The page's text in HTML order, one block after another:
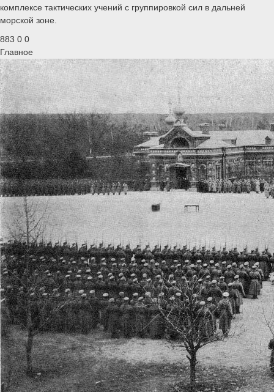
комплексе тактических учений с группировкой сил в дальней
морской зоне.
883 0 0
Главное